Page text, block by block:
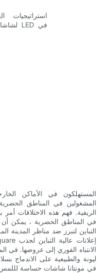
المستهلكون في الأماكن
المشغولين في المناطق
الريفية. فهم هذه الاختلافات أمر
في المناطق الحضرية ، يمكن
التباين لتبرز ضد مناظر المدينة
الانتباه الفوري إلى عروضها. في
ليونة والطبيعية على الاندماج
في مونتانا شاشات حساسة